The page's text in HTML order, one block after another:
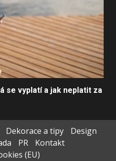
se vyplatí a jak neplatit za
Dekorace a tipy
Design
PR
Kontakt
(EU)